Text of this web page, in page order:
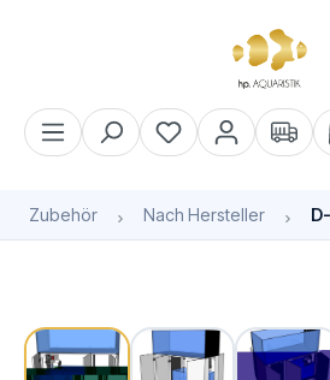
Zubehör Nach Hersteller